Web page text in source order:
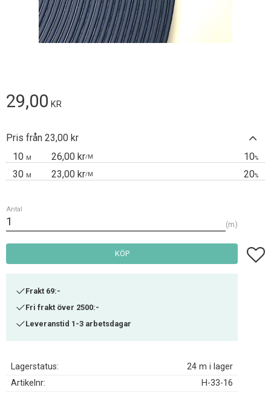
29,00 KR
Pris från 23,00 kr
10 M 26,00 kr/M 10%
30 M 23,00 kr/M 20%
Antal
m
KÖP Lägg
Frakt 69:-
Fri frakt över 2500:-
Leveranstid 1-3 arbetsdagar
Lagerstatus
24 m i lager
Artikelnr
H-33-16